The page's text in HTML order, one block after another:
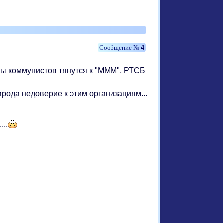
4
коммунистов тянутся к "МММ", РТСБ
недоверие к этим организациям...